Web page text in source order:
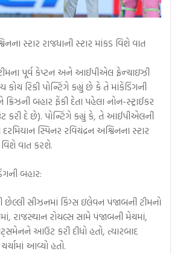
સ્ટાર રાજધાની સ્ટાર માંકડ વિશે વાત
ટીમના પૂર્વ કેપ્ટન અને આઈપીએલ ફ્રેન્ચાઇઝી
કોચ રિકી પોન્ટિંગે કહ્યું છે કે તે માંકેંડિંગની
બહાર ફેંકી દેતા પહેલા નોન-સ્ટ્રાઈકર
દે છે). પોન્ટિંગે કહ્યું કે, તે આઈપીએલની
સ્પિનર ​​રવિચંદ્રન અશ્વિનના સ્ટાર
વિશે વાત કરશે.
બહાર:
સીઝનમાં કિંગ્સ ઇલેવન પંજાબની ટીમનો
રાજસ્થાન રોયલ્સ સામે પંજાબની મેચમાં,
આઉટ કરી દીધો હતો, ત્યારબાદ
આવ્યો હતો.